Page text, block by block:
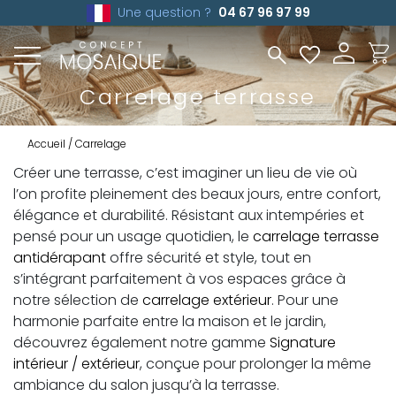
Une question ? 04 67 96 97 99
Carrelage terrasse
Accueil Carrelage
Créer une terrasse, c’est imaginer un lieu de vie où
l’on profite pleinement des beaux jours, entre confort,
élégance et durabilité. Résistant aux intempéries et
pensé pour un usage quotidien, le carrelage terrasse
antidérapantoffre sécurité et style, tout en
s’intégrant parfaitement à vos espaces grâce à
notre sélection de carrelage extérieur. Pour une
harmonie parfaite entre la maison et le jardin,
découvrez également notre gamme Signature
intérieur / extérieur, conçue pour prolonger la même
ambiance du salon jusqu’à la terrasse.